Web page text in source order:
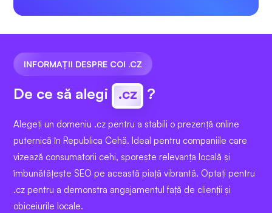
INFORMAȚII DESPRE COI .CZ
De ce să alegi .cz ?
Alegeți un domeniu .cz pentru a stabili o prezență online
puternică în Republica Cehă. Ideal pentru companiile care
vizează consumatorii cehi, sporește relevanța locală și
îmbunătățește SEO pe această piață vibrantă. Optați pentru
.cz pentru a demonstra angajamentul față de clienții și
obiceiurile locale.